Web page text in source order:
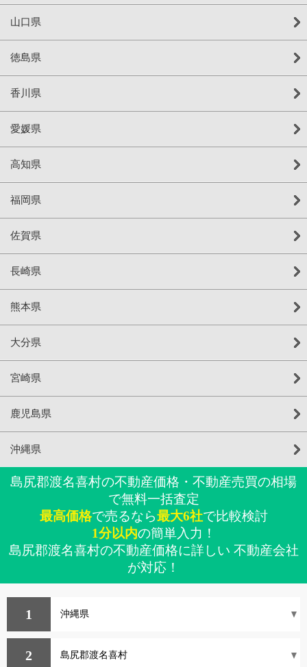
山口県
徳島県
香川県
愛媛県
高知県
福岡県
佐賀県
長崎県
熊本県
大分県
宮崎県
鹿児島県
沖縄県
島尻郡渡名喜村の不動産価格・不動産売買の相場
で無料一括査定
最高価格で売るなら最大6社で比較検討
1分以内の簡単入力！
島尻郡渡名喜村の不動産価格に詳しい 不動産会社
が対応！
1
2